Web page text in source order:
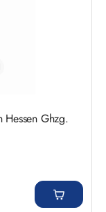
Hessen Ghzg.